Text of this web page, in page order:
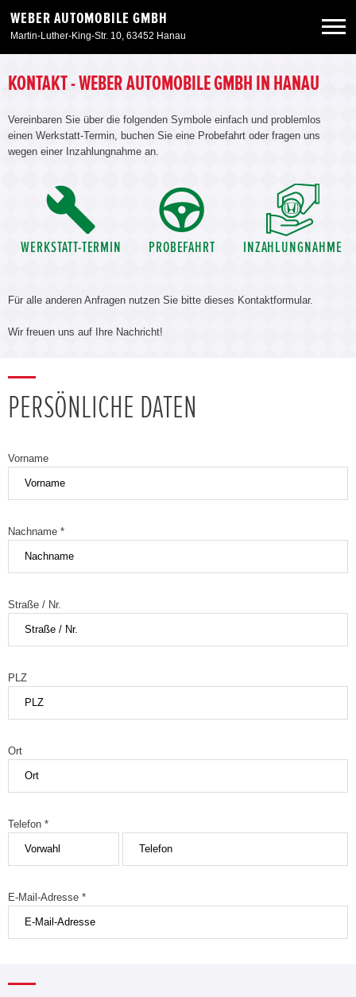
WEBER AUTOMOBILE GMBH
Martin-Luther-King-Str. 10, 63452 Hanau
Neuwagen
Gebrauchtwagen
Service & Zubehör
KONTAKT - WEBER AUTOMOBILE GMBH IN HANAU
Vereinbaren Sie über die folgenden Symbole einfach und problemlos
einen Werkstatt-Termin, buchen Sie eine Probefahrt oder fragen uns
wegen einer Inzahlungnahme an.
WERKSTATT-TERMIN PROBEFAHRT INZAHLUNGNAHME
Für alle anderen Anfragen nutzen Sie bitte dieses Kontaktformular.
Wir freuen uns auf Ihre Nachricht!
PERSÖNLICHE DATEN
Vorname
Nachname *
Straße / Nr.
PLZ
Ort
Telefon *
E-Mail-Adresse *